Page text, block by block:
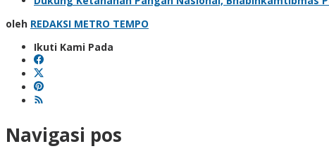
oleh REDAKSI METRO TEMPO
Ikuti Kami Pada
Navigasi pos